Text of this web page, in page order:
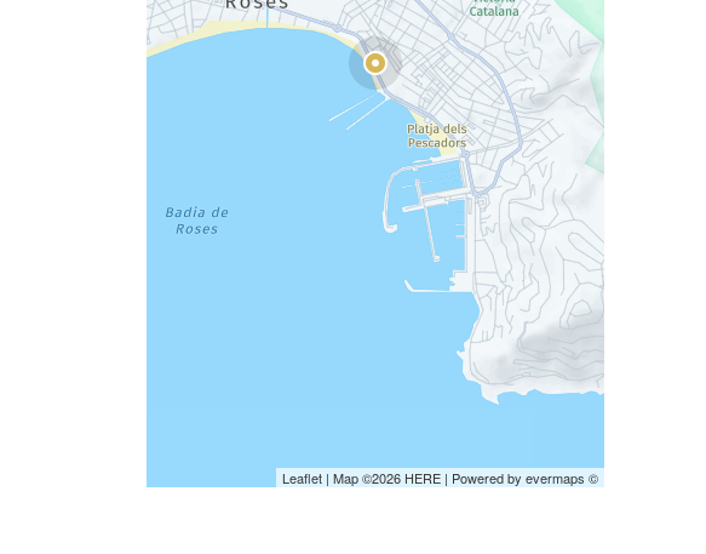
Leaflet | Map ©2026 HERE | Powered by evermaps ©